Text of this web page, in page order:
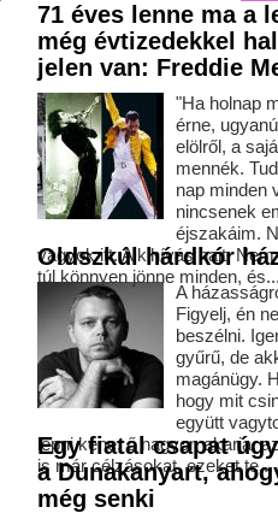
71 éves lenne ma a
még évtizedekkel
jelen van: Freddie
"Ha holnap
érne,
elölről, a
mennék.
nap minden
nincsenek
éjszakáim.
vagyok itt. A kihívás hajt.
túl könnyen jönne minden, és...
Oldszkúl hárdkór
A
Figyelj, én
beszélni.
gyűrű, de
magánügy.
hogy mit
együtt
lépni kéne, ő nagyon akarja,
is már célzásokat, ezeket te...
Egy fiatal csapat
a Dunakanyart,
még senki